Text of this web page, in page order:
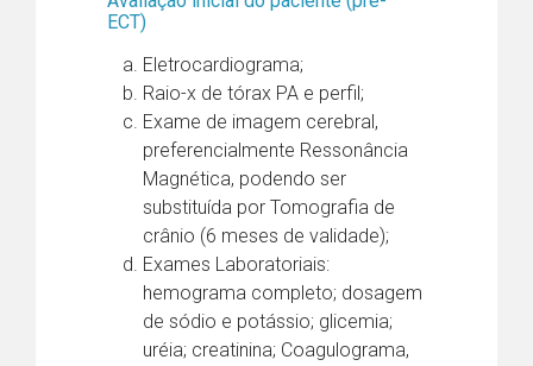
ECT)
Eletrocardiograma;
Raio-x de tórax PA e perfil;
Exame de imagem cerebral,
preferencialmente Ressonância
Magnética, podendo ser
substituída por Tomografia de
crânio (6 meses de validade);
Exames Laboratoriais:
hemograma completo; dosagem
de sódio e potássio; glicemia;
uréia; creatinina; Coagulograma,